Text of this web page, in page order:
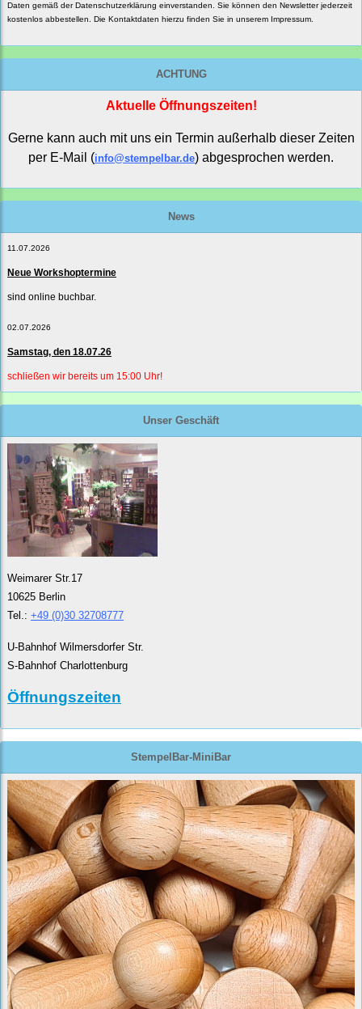
Daten gemäß der Datenschutzerklärung einverstanden. Sie können den Newsletter jederzeit
kostenlos abbestellen. Die Kontaktdaten hierzu finden Sie in unserem Impressum.
ACHTUNG
Aktuelle Öffnungszeiten!
Gerne kann auch mit uns ein Termin außerhalb dieser Zeiten
per E-Mail (info@stempelbar.de) abgesprochen werden.
News
11.07.2026
Neue Workshoptermine
sind online buchbar.
02.07.2026
Samstag, den 18.07.26
schließen wir bereits um 15:00 Uhr!
Unser Geschäft
Weimarer Str.17
10625 Berlin
Tel.: +49 (0)30 32708777
U-Bahnhof Wilmersdorfer Str.
S-Bahnhof Charlottenburg
Öffnungszeiten
StempelBar-MiniBar